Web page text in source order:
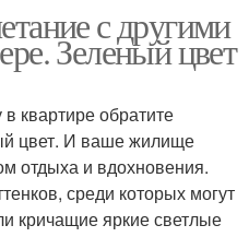
с другими
Зеленый цвет
квартире обратите
цвет. И ваше жилище
отдыха и вдохновения.
среди которых могут
кричащие яркие светлые